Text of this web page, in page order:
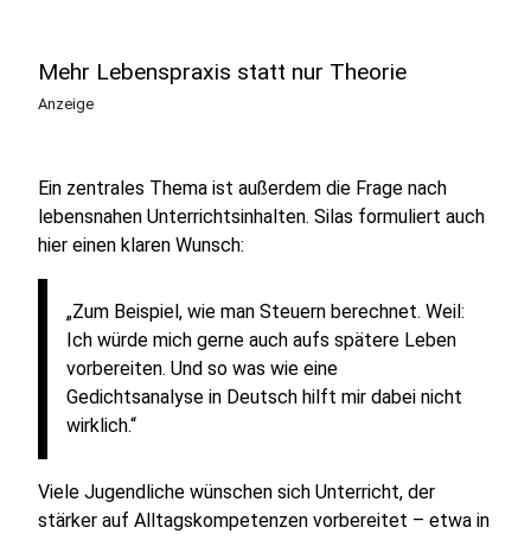
Mehr Lebenspraxis statt nur Theorie
Anzeige
Ein zentrales Thema ist außerdem die Frage nach
lebensnahen Unterrichtsinhalten. Silas formuliert auch
hier einen klaren Wunsch:
„Zum Beispiel, wie man Steuern berechnet. Weil:
Ich würde mich gerne auch aufs spätere Leben
vorbereiten. Und so was wie eine
Gedichtsanalyse in Deutsch hilft mir dabei nicht
wirklich.“
Viele Jugendliche wünschen sich Unterricht, der
stärker auf Alltagskompetenzen vorbereitet – etwa in